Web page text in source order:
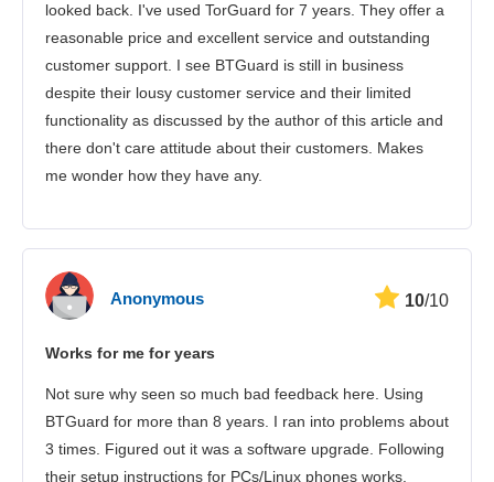
looked back. I've used TorGuard for 7 years. They offer a
reasonable price and excellent service and outstanding
customer support. I see BTGuard is still in business
despite their lousy customer service and their limited
functionality as discussed by the author of this article and
there don't care attitude about their customers. Makes
me wonder how they have any.
Anonymous 10/10
Works for me for years
Not sure why seen so much bad feedback here. Using
BTGuard for more than 8 years. I ran into problems about
3 times. Figured out it was a software upgrade. Following
their setup instructions for PCs/Linux phones works.